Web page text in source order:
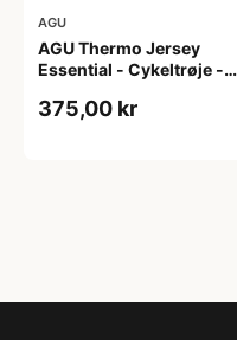
AGU
AGU Thermo Jersey
Essential - Cykeltrøje -
XXL
375,00 kr